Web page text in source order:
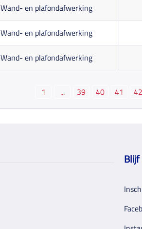
Wand- en plafondafwerking
Wand- en plafondafwerking
Wand- en plafondafwerking
1 ... 39 40 41 42